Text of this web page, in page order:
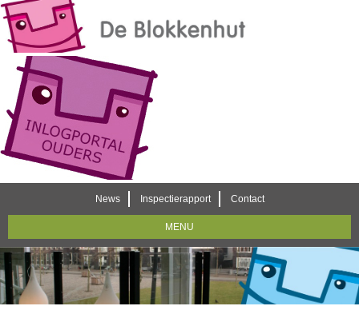
News Inspectierapport Contact
MENU